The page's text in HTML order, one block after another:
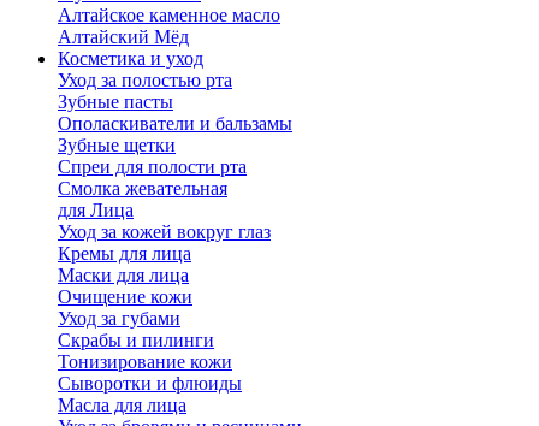
Алтайское каменное масло
Алтайский Мёд
Косметика и уход
Уход за полостью рта
Зубные пасты
Ополаскиватели и бальзамы
Зубные щетки
Спреи для полости рта
Смолка жевательная
для Лица
Уход за кожей вокруг глаз
Кремы для лица
Маски для лица
Очищение кожи
Уход за губами
Скрабы и пилинги
Тонизирование кожи
Сыворотки и флюиды
Масла для лица